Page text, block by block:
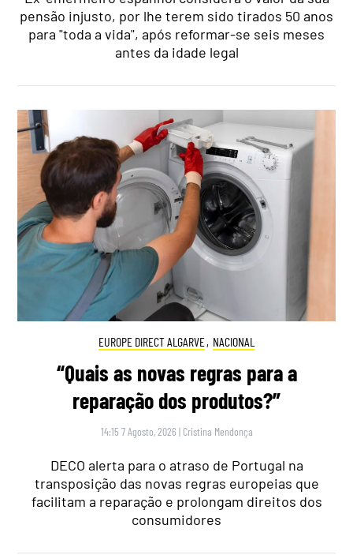
pensão injusto, por lhe terem sido tirados 50 anos
para "toda a vida", após reformar-se seis meses
antes da idade legal
EUROPE DIRECT ALGARVE, NACIONAL
“Quais as novas regras para a
reparação dos produtos?”
14:15 7 Agosto, 2026 | Cristina Mendonça
DECO alerta para o atraso de Portugal na
transposição das novas regras europeias que
facilitam a reparação e prolongam direitos dos
consumidores